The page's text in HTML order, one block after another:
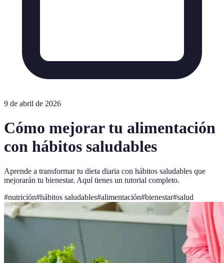
9 de abril de 2026
Cómo mejorar tu alimentación
con hábitos saludables
Aprende a transformar tu dieta diaria con hábitos saludables que
mejorarán tu bienestar. Aquí tienes un tutorial completo.
#nutrición#hábitos saludables#alimentación#bienestar#salud